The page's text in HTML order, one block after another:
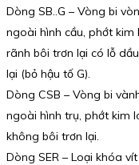
Dòng SB..G – Vòng bi
ngoài hình cầu, phớt
rãnh bôi trơn lại có lỗ
lại (bỏ hậu tố G).
Dòng CSB – Vòng bi
ngoài hình trụ, phớt kim
không bôi trơn lại.
Dòng SER – Loại khóa